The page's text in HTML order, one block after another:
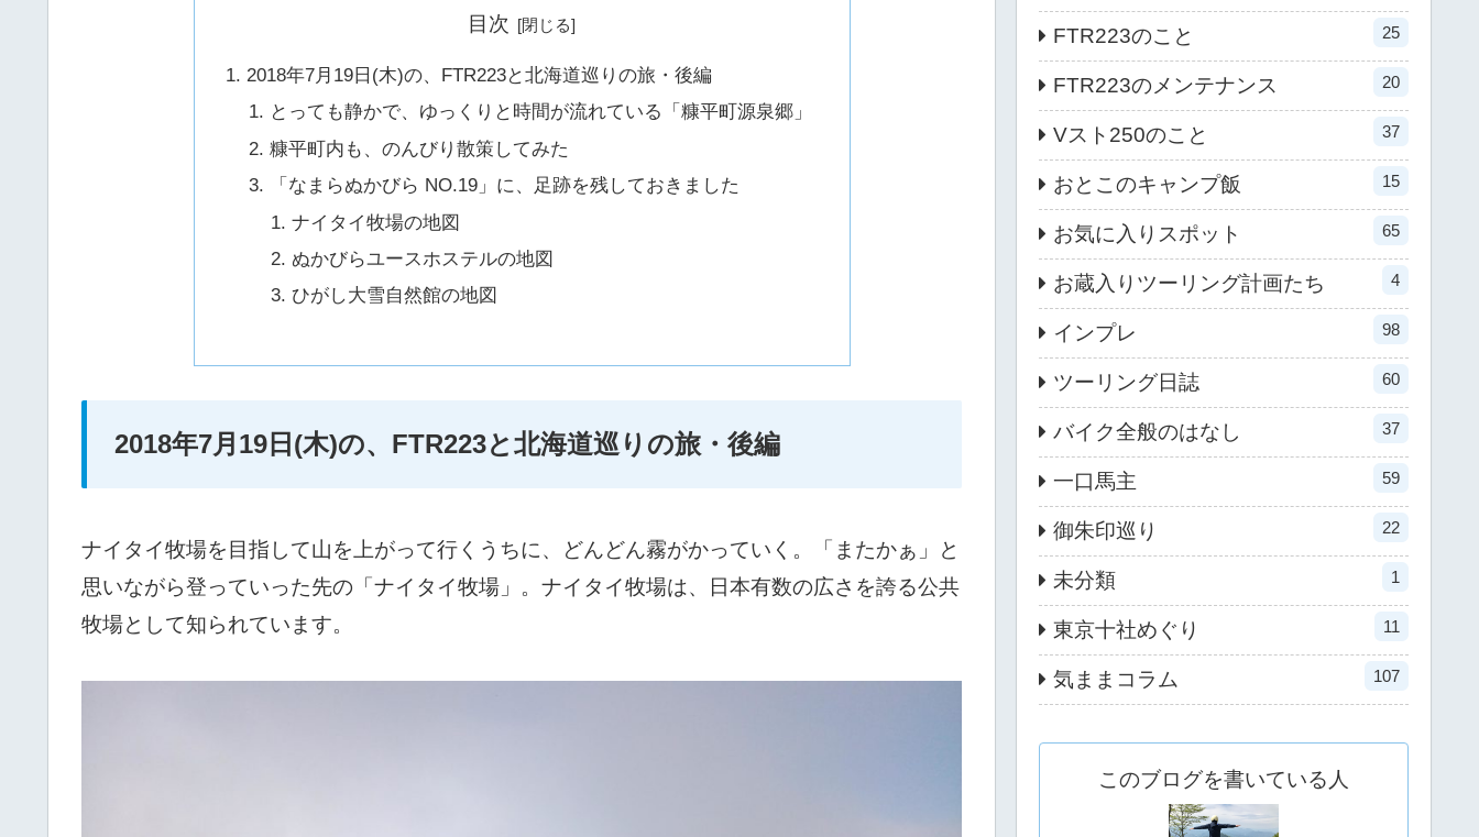
目次
2018年7月19日(木)の、FTR223と北海道巡りの旅・後編
とっても静かで、ゆっくりと時間が流れている「糠平町源泉郷」
糠平町内も、のんびり散策してみた
「なまらぬかびら NO.19」に、足跡を残しておきました
ナイタイ牧場の地図
ぬかびらユースホステルの地図
ひがし大雪自然館の地図
2018年7月19日(木)の、FTR223と北海道巡りの旅・後編
ナイタイ牧場を目指して山を上がって行くうちに、どんどん霧がかっていく。「またかぁ」と
思いながら登っていった先の「ナイタイ牧場」。ナイタイ牧場は、日本有数の広さを誇る公共
牧場として知られています。
FTR223のこと 25
FTR223のメンテナンス 20
Vスト250のこと 37
おとこのキャンプ飯 15
お気に入りスポット 65
お蔵入りツーリング計画たち 4
インプレ 98
ツーリング日誌 60
バイク全般のはなし 37
一口馬主 59
御朱印巡り 22
未分類 1
東京十社めぐり 11
気ままコラム 107
このブログを書いている人